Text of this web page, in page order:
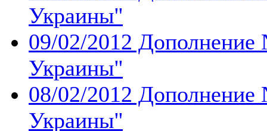
Украины''
09/02/2012 Дополнение
Украины''
08/02/2012 Дополнение
Украины''